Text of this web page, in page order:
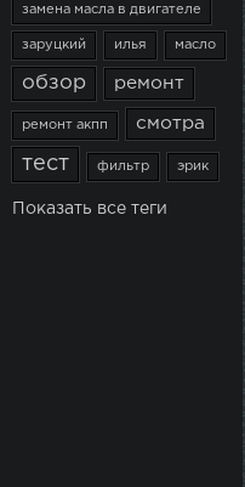
замена масла в двигателе
заруцкий илья масло
обзор ремонт
ремонт акпп смотра
тест фильтр эрик
Показать все теги